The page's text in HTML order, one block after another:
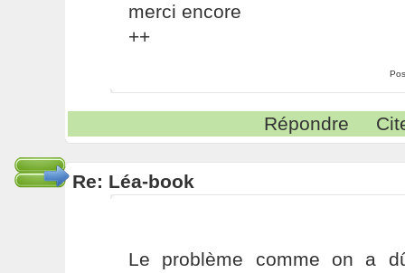
merci encore
++
Répondre
Re: Léa-book
Le problème comme on a